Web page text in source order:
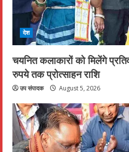
देश
चयनित कलाकारों को मिलेंगे
रुपये तक प्रोत्साहन राशि
उप संपादक August 5, 2026